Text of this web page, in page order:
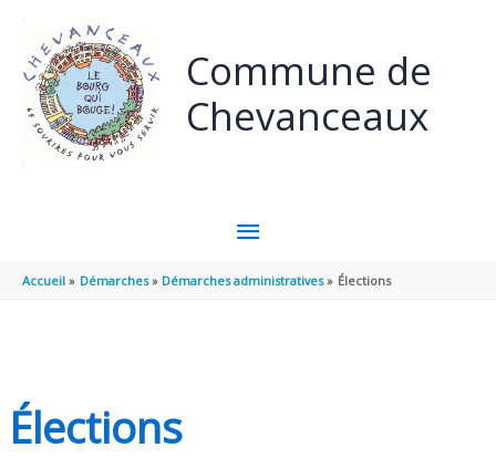
Commune de
Chevanceaux
MENU
PRINCIPAL
Accueil Démarches Démarches administratives Élections
Élections